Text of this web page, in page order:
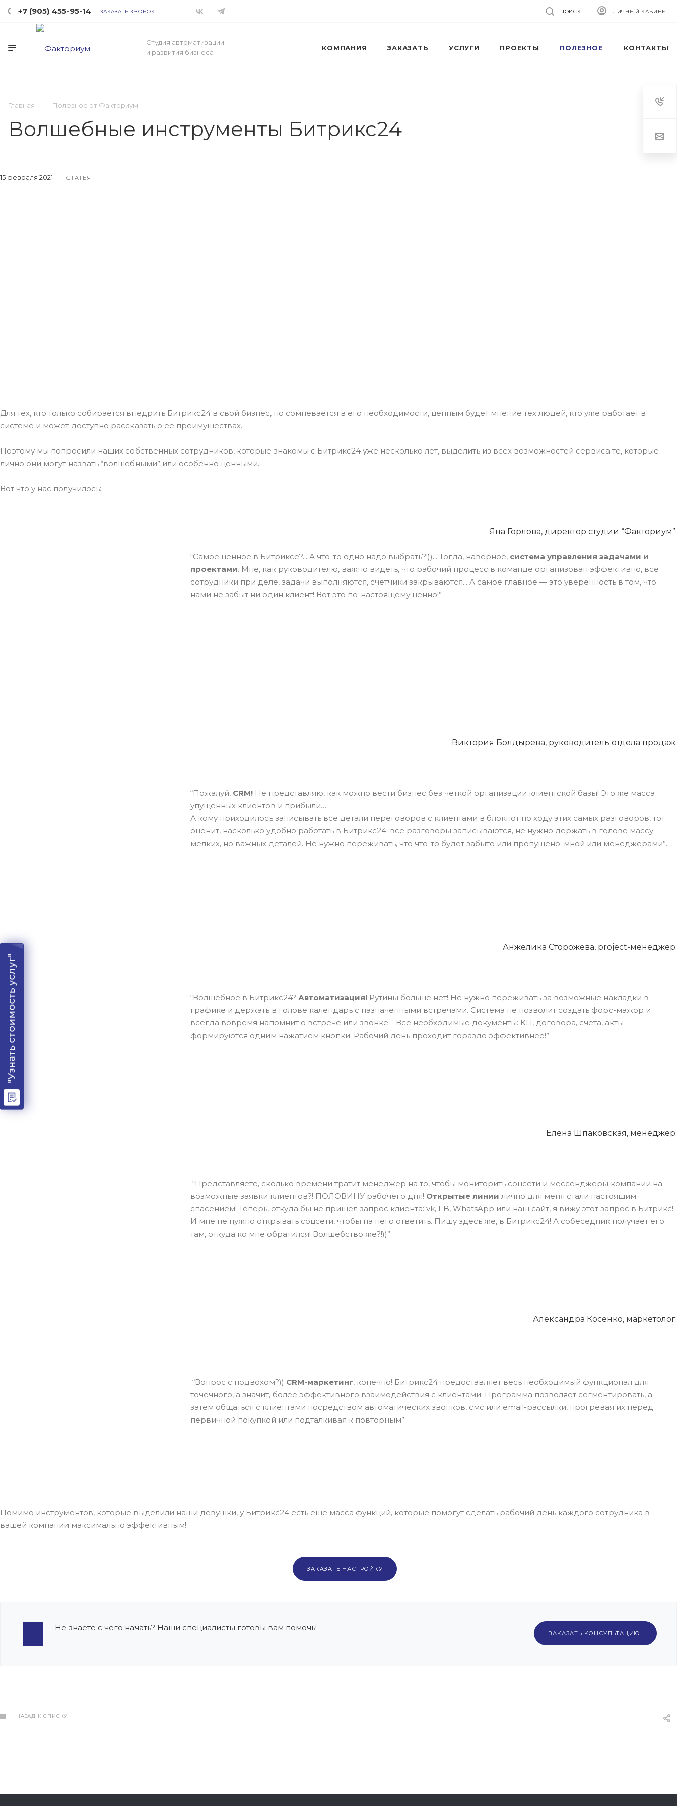
+7 (905) 455-95-14 ЗАКАЗАТЬ ЗВОНОК ЛИЧНЫЙ КАБИНЕТ
ПОИСК
Студия автоматизации
и развития бизнеса
КОМПАНИЯ ЗАКАЗАТЬ УСЛУГИ ПРОЕКТЫ ПОЛЕЗНОЕ КОНТАКТЫ
Главная Полезное от Факториум
Волшебные инструменты Битрикс24
15 февраля 2021 СТАТЬЯ
Для тех, кто только собирается внедрить Битрикс24 в свой бизнес, но сомневается в его необходимости, ценным будет мнение тех людей, кто уже работает в
системе и может доступно рассказать о ее преимуществах.
Поэтому мы попросили наших собственных сотрудников, которые знакомы с Битрикс24 уже несколько лет, выделить из всех возможностей сервиса те, которые
лично они могут назвать “волшебными” или особенно ценными.
Вот что у нас получилось:
Яна Горлова, директор студии “Факториум”:
“Самое ценное в Битриксе?... А что-то одно надо выбрать?!))... Тогда, наверное, система управления задачами и
проектами. Мне, как руководителю, важно видеть, что рабочий процесс в команде организован эффективно, все
сотрудники при деле, задачи выполняются, счетчики закрываются... А самое главное — это уверенность в том, что
нами не забыт ни один клиент! Вот это по-настоящему ценно!”
Виктория Болдырева, руководитель отдела продаж:
“Пожалуй, CRM! Не представляю, как можно вести бизнес без четкой организации клиентской базы! Это же масса
упущенных клиентов и прибыли…
А кому приходилось записывать все детали переговоров с клиентами в блокнот по ходу этих самых разговоров, тот
оценит, насколько удобно работать в Битрикс24: все разговоры записываются, не нужно держать в голове массу
мелких, но важных деталей. Не нужно переживать, что что-то будет забыто или пропущено: мной или менеджерами”.
Анжелика Сторожева, project-менеджер:
“Волшебное в Битрикс24? Автоматизация! Рутины больше нет! Не нужно переживать за возможные накладки в
графике и держать в голове календарь с назначенными встречами. Система не позволит создать форс-мажор и
всегда вовремя напомнит о встрече или звонке… Все необходимые документы: КП, договора, счета, акты —
формируются одним нажатием кнопки. Рабочий день проходит гораздо эффективнее!”
Елена Шпаковская, менеджер:
“Представляете, сколько времени тратит менеджер на то, чтобы мониторить соцсети и мессенджеры компании на
возможные заявки клиентов?! ПОЛОВИНУ рабочего дня! Открытые линии лично для меня стали настоящим
спасением! Теперь, откуда бы не пришел запрос клиента: vk, FB, WhatsApp или наш сайт, я вижу этот запрос в Битрикс!
И мне не нужно открывать соцсети, чтобы на него ответить. Пишу здесь же, в Битрикс24! А собеседник получает его
там, откуда ко мне обратился! Волшебство же?!))”
Александра Косенко, маркетолог:
“Вопрос с подвохом?)) CRM-маркетинг, конечно! Битрикс24 предоставляет весь необходимый функционал для
точечного, а значит, более эффективного взаимодействия с клиентами. Программа позволяет сегментировать, а
затем общаться с клиентами посредством автоматических звонков, смс или email-рассылки, прогревая их перед
первичной покупкой или подталкивая к повторным”.
Помимо инструментов, которые выделили наши девушки, у Битрикс24 есть еще масса функций, которые помогут сделать рабочий день каждого сотрудника в
вашей компании максимально эффективным!
ЗАКАЗАТЬ НАСТРОЙКУ
Не знаете с чего начать? Наши специалисты готовы вам помочь!
ЗАКАЗАТЬ КОНСУЛЬТАЦИЮ
НАЗАД К СПИСКУ
"Узнать стоимость услуг"